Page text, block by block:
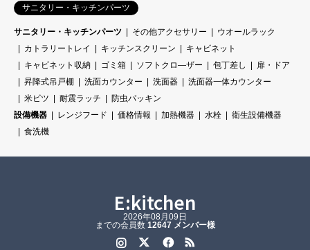
サニタリー・キッチンパーツ
サニタリー・キッチンパーツ その他アクセサリー
ウオールラック
カトラリートレイ
キッチンスクリーン
キャビネット
キャビネット収納
ゴミ箱 ソフトクロ―ザー 包丁差し
扉・ドア
昇降式吊戸棚
洗面カウンター 洗面器
洗面器一体カウンター
米ビツ
耐震ラッチ
防虫パッキン
設備機器
レンジフード 価格情報 加熱機器 水栓
衛生設備機器
食洗機
E:kitchen
2026年08月09日
までの会員数 12647 メンバー様
FacebookRSS